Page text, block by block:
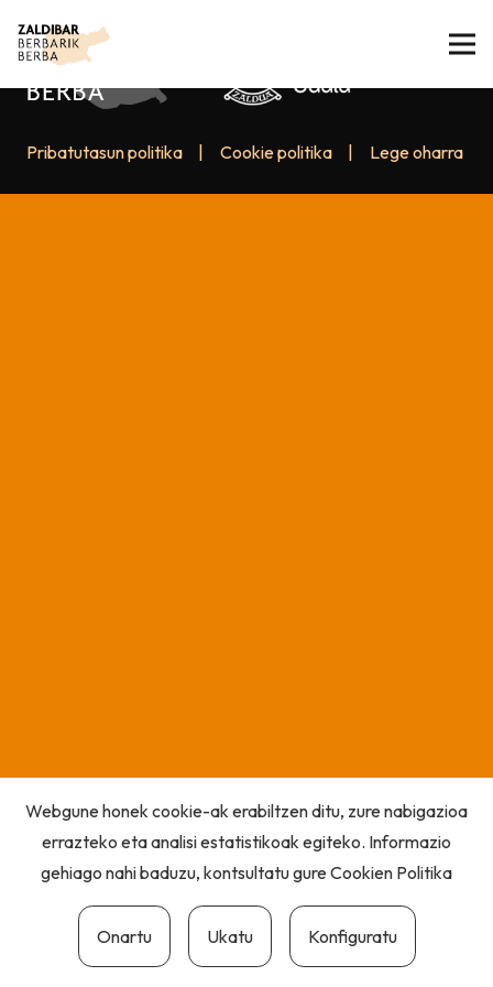
Pribatutasun politika Cookie politika Lege oharra
Webgune honek cookie-ak erabiltzen ditu, zure nabigazioa
errazteko eta analisi estatistikoak egiteko. Informazio
gehiago nahi baduzu, kontsultatu gureCookien Politika
Onartu Ukatu Konfiguratu